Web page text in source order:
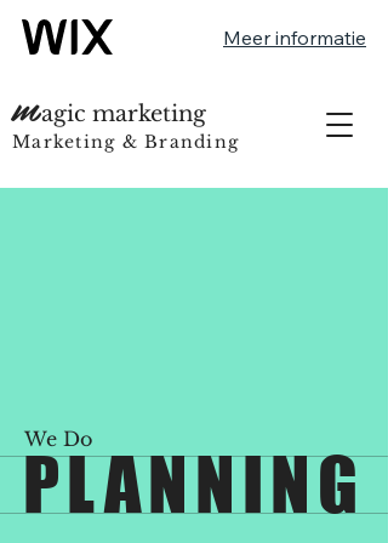
Meer informatie